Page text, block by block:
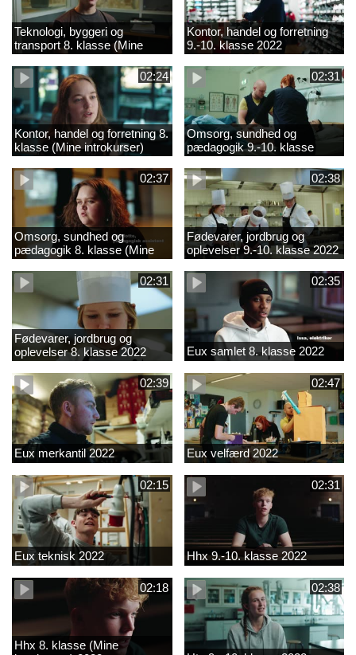
Teknologi, byggeri og
transport 8. klasse (Mine
introkurser) 2022
Kontor, handel og forretning
9.-10. klasse 2022
02:24
Kontor, handel og forretning 8.
klasse (Mine introkurser)
2022
02:31
Omsorg, sundhed og
pædagogik 9.-10. klasse
2022
02:37
Omsorg, sundhed og
pædagogik 8. klasse (Mine
introkurser) 2022
02:38
Fødevarer, jordbrug og
oplevelser 9.-10. klasse 2022
02:31
Fødevarer, jordbrug og
oplevelser 8. klasse 2022
02:35
Eux samlet 8. klasse 2022
02:39
Eux merkantil 2022
02:47
Eux velfærd 2022
02:15
Eux teknisk 2022
02:31
Hhx 9.-10. klasse 2022
02:18
Hhx 8. klasse (Mine
02:38